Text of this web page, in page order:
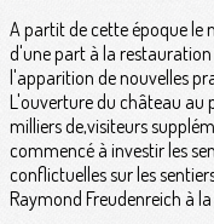
A partit de cette époque le
d'une part à la
l'apparition de nouvelles
L'ouverture du château au
milliers de,visiteurs
commencé à investir les
conflictuelles sur les
Raymond Freudenreich à